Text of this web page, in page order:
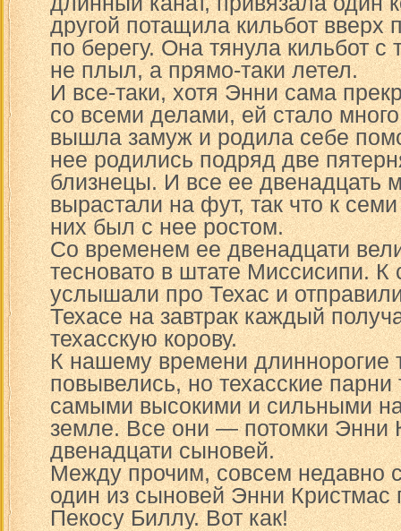
другой потащила кильбот вверх
по берегу. Она тянула кильбот с
не плыл, а прямо-таки летел.
И все-таки, хотя Энни сама
со всеми делами, ей стало
вышла замуж и родила себе
нее родились подряд две
близнецы. И все ее двенадцать
вырастали на фут, так что к
них был с нее ростом.
Со временем ее двенадцати
тесновато в штате Миссисипи. К
услышали про Техас и
Техасе на завтрак каждый
техасскую корову.
К нашему времени длиннорогие
повывелись, но техасские парни
самыми высокими и сильными
земле. Все они — потомки Энни
двенадцати сыновей.
Между прочим, совсем недавно
один из сыновей Энни Кристмас
Пекосу Биллу. Вот как!